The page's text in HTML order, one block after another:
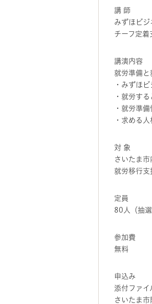
講 師
みずほビジ
チーフ定着
講演内容
就労準備と
・みずほ
・就労す
・就労準
・求める
対 象
さいたま
就労移行
定員
80人（抽選
参加費
無料
申込み
添付ファイ
さいたま